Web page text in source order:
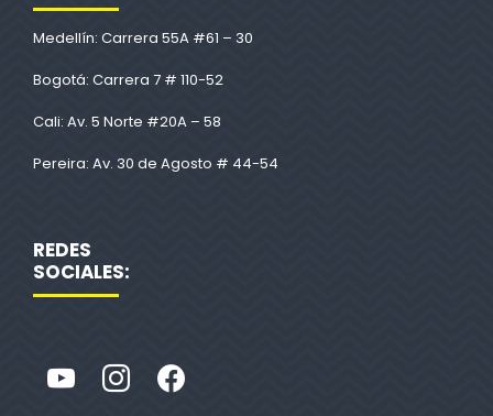
Medellín: Carrera 55A #61 – 30
Bogotá: Carrera 7 # 110-52
Cali: Av. 5 Norte #20A – 58
Pereira: Av. 30 de Agosto # 44-54
REDES
SOCIALES: